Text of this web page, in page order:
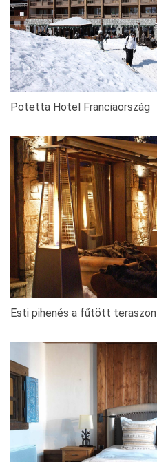
Potetta Hotel Franciaország
Esti pihenés a fűtött teraszon